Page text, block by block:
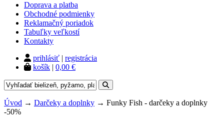
Doprava a platba
Obchodné podmienky
Reklamačný poriadok
Tabuľky veľkostí
Kontakty
prihlásiť | registrácia
košík | 0,00 €
Úvod → Darčeky a doplnky → Funky Fish - darčeky a doplnky
-50%